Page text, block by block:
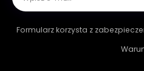
Formularz korzysta z